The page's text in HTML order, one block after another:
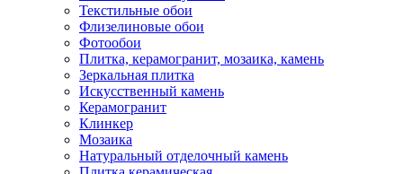
Текстильные обои
Флизелиновые обои
Фотообои
Плитка, керамогранит, мозаика, камень
Зеркальная плитка
Искусственный камень
Керамогранит
Клинкер
Мозаика
Натуральный отделочный камень